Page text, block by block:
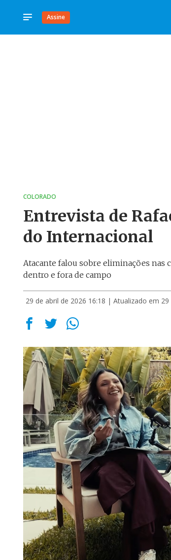
Assine
COLORADO
Entrevista de
do Internacional
Atacante falou sobre eliminações nas
dentro e fora de campo
29 de abril de 2026 16:18 | Atualizado em 29